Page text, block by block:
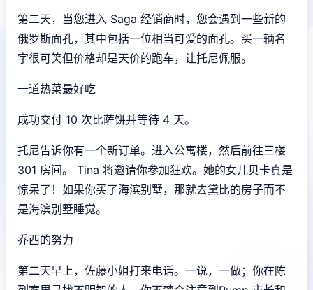
第二天，当您进入 Saga 经销商时，您会遇到一些新的
俄罗斯面孔，其中包括一位相当可爱的面孔。买一辆名
字很可笑但价格却是天价的跑车，让托尼佩服。
一道热菜最好吃
成功交付 10 次比萨饼并等待 4 天。
托尼告诉你有一个新订单。进入公寓楼，然后前往三楼
301 房间。 Tina 将邀请你参加狂欢。她的女儿贝卡真是
惊呆了！如果你买了海滨别墅，那就去黛比的房子而不
是海滨别墅睡觉。
乔西的努力
第二天早上，佐藤小姐打来电话。一说，一做；你在陈